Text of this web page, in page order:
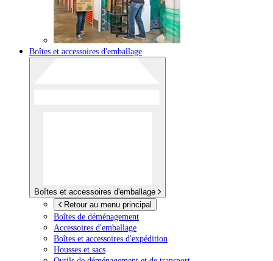
Boîtes et accessoires d'emballage
Boîtes et accessoires d'emballage
Retour au menu principal
Boîtes de déménagement
Accessoires d'emballage
Boîtes et accessoires d'expédition
Housses et sacs